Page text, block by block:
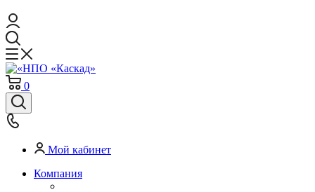
0
Мой кабинет
Компания